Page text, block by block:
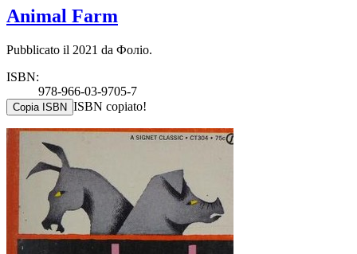
Animal Farm
Pubblicato il 2021 da Фоліо.
ISBN:
978-966-03-9705-7
Copia ISBN ISBN copiato!